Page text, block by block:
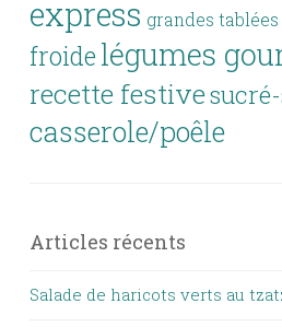
express grandes tablées
froide légumes
recette festive
casserole/poêle
Articles récents
Salade de haricots verts au